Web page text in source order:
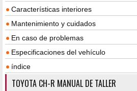
Características interiores
Mantenimiento y cuidados
En caso de problemas
Especificaciones del vehículo
índice
TOYOTA CH-R MANUAL DE TALLER